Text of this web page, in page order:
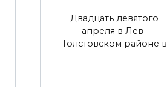
Двадцать девятого
апреля в Лев-
Толстовском районе в